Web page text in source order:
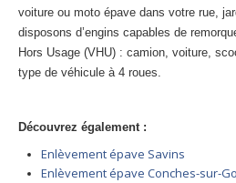
Centreagréé VHU 78 : casse
Centreagréé VHU 91 : casse
Centreagréé VHU 93 : casse
Centreagréé VHU 94 : casse
voiture ou moto épave dans votre rue,
disposons d’engins capables de
Hors Usage (VHU) : camion, voiture,
type de véhicule à 4 roues.
Découvrez également :
Enlèvement épave Savins
Enlèvement épave Conches-sur-